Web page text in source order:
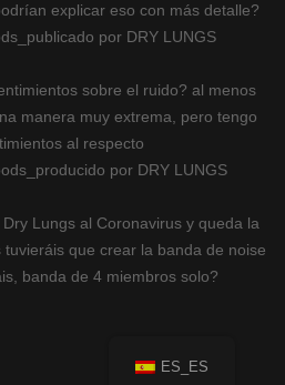
explicar eso con más detalle?
por DRY LUNGS
sobre el ruido? al menos
manera muy extrema, pero tengo
al respecto
por DRY LUNGS
Lungs al Coronavirus y queda la
que crear la banda de noise
banda de 4 miembros solo?
ES_ES